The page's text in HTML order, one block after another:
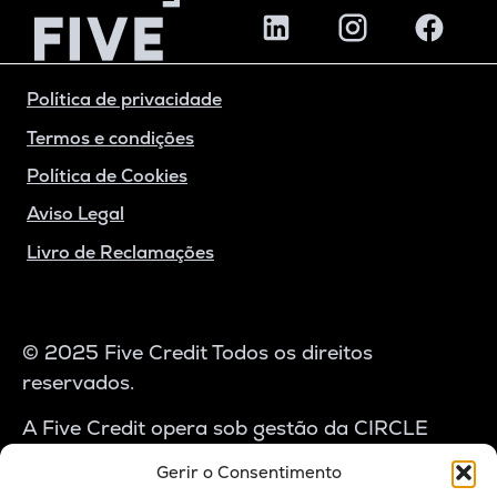
Gerir o Consentimento
Política de privacidade
Termos e condições
Política de Cookies
Aviso Legal
Livro de Reclamações
© 2025 Five Credit Todos os direitos
reservados.
A Five Credit opera sob gestão da CIRCLE
CAPITAL – SGOIC, S.A., autorizada pela CMVM